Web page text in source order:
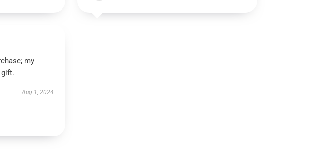
my
gift.
Aug 1, 2024